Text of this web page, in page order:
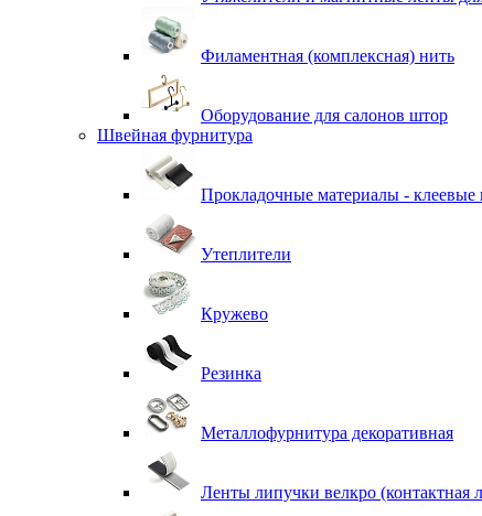
Филаментная (комплексная) нить
Оборудование для салонов штор
Швейная фурнитура
Прокладочные материалы - клеевые
Утеплители
Кружево
Резинка
Металлофурнитура декоративная
Ленты липучки велкро (контактная